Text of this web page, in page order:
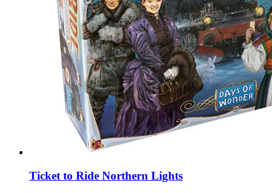
Ticket to Ride Northern Lights